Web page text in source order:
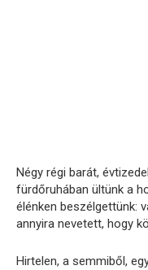
Négy régi barát,
fürdőruhában ültünk a
élénken beszélgettünk:
annyira nevetett, hogy
Hirtelen, a semmiből,